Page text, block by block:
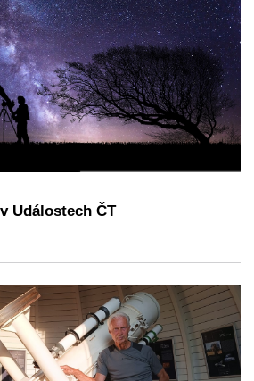
Událostech ČT